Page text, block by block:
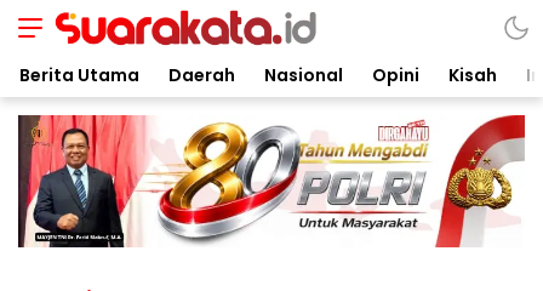
Suarakata.id
Kata Bicara Suara Bergerak
Berita Utama Daerah Nasional Opini Kisah